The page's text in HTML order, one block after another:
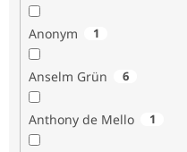
Anonym 1
Anselm Grün 6
Anthony de Mello 1